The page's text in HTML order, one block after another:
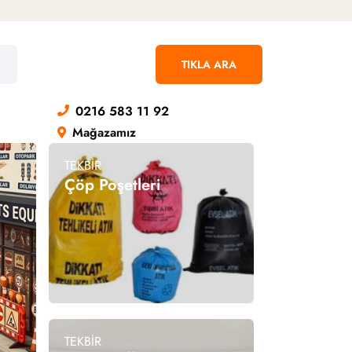
TIKLA ARA
0216 583 11 92
Mağazamız
TEKBİR
Çöp Poşetleri
TEKBİR